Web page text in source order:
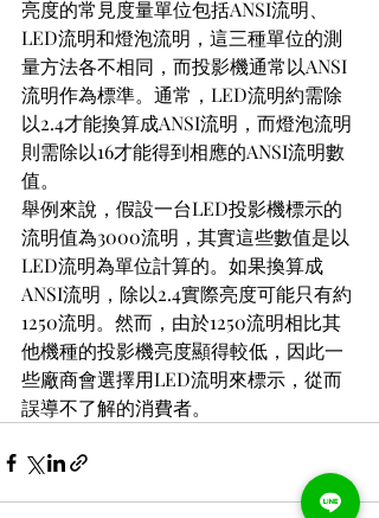
亮度的常見度量單位包括ANSI流明、
LED流明和燈泡流明，這三種單位的測
量方法各不相同，而投影機通常以ANSI
流明作為標準。通常，LED流明約需除
以2.4才能換算成ANSI流明，而燈泡流明
則需除以16才能得到相應的ANSI流明數
值。
舉例來說，假設一台LED投影機標示的
流明值為3000流明，其實這些數值是以
LED流明為單位計算的。如果換算成
ANSI流明，除以2.4實際亮度可能只有約
1250流明。然而，由於1250流明相比其
他機種的投影機亮度顯得較低，因此一
些廠商會選擇用LED流明來標示，從而
誤導不了解的消費者。